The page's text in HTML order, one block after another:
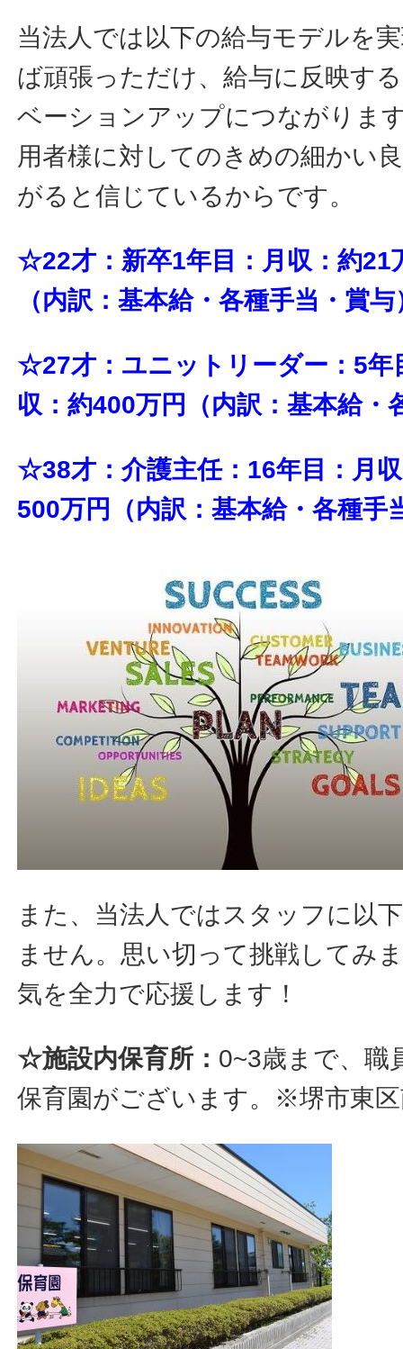
当法人では以下の給与モデルを
ば頑張っただけ、給与に反映す
ベーションアップにつながりま
用者様に対してのきめの細かい
がると信じているからです。
☆22才：新卒1年目：月収：約21
（内訳：基本給・各種手当・賞与
☆27才：ユニットリーダー：5年
収：約400万円（内訳：基本給・
☆38才：介護主任：16年目：月
500万円（内訳：基本給・各種手
また、当法人ではスタッフに以
ません。思い切って挑戦してみ
気を全力で応援します！
☆施設内保育所： 0~3歳まで、職
保育園がございます。※堺市東